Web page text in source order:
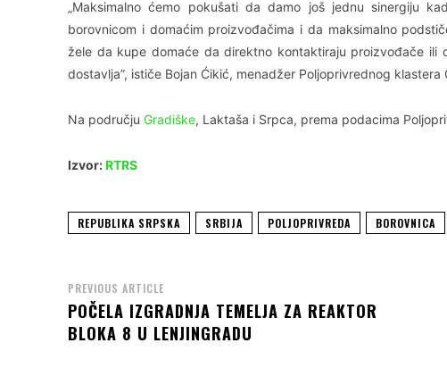
„Maksimalno ćemo pokušati da damo još jednu sinergiju
borovnicom i domaćim proizvođačima i da maksimalno
žele da kupe domaće da direktno kontaktiraju proizvođače
dostavlja”, ističe Bojan Ćikić, menadžer Poljoprivrednog klastera
Na području Gradiške, Laktaša i Srpca, prema podacima
Izvor:RTRS
REPUBLIKA SRPSKA SRBIJA POLJOPRIVREDA BOROVNICA
PREVIOUS ARTICLE
POČELA IZGRADNJA TEMELJA ZA REAKTOR
BLOKA 8 U LENJINGRADU